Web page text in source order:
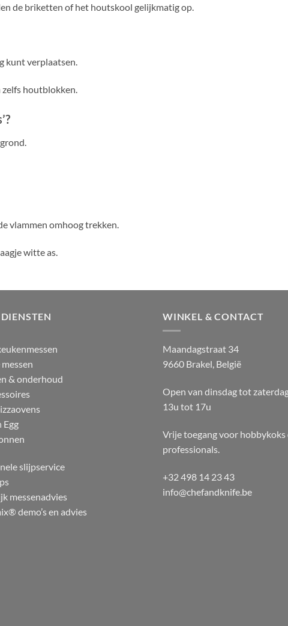
de briketten of het houtskool gelijkmatig op.
kunt verplaatsen.
zelfs houtblokken.
vlammen omhoog trekken.
witte as.
& onderhoud
Egg
slijpservice
messenadvies
demo’s en advies
WINKEL & CONTACT
Maandagstraat 34
9660 Brakel, België
Open van dinsdag tot
13u tot 17u
Vrije toegang voor hobbykoks
professionals.
+32 498 14 23 43
info@chefandknife.be